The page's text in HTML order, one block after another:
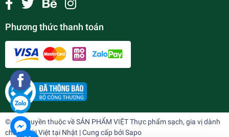
Phương thức thanh toán
© Bản quyền thuộc vềSẢN PHẨM VIỆT Thực phẩm sạch, gia vị dành
cho người Việt tại Nhật | Cung cấp bởiSapo
¥0
undefined